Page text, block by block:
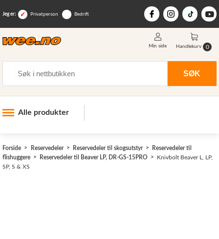
Jeg er: Privatperson Bedrift
SØK
Min side Handlekurv 0
Alle produkter
Skogsutstyr
Forside Reservedeler Reservedeler til skogsutstyr
Reservedeler til
flishuggere
Reservedeler til Beaver LP, DR-GS-15PRO
Knivbolt Beaver L, LP,
SP, S & XS